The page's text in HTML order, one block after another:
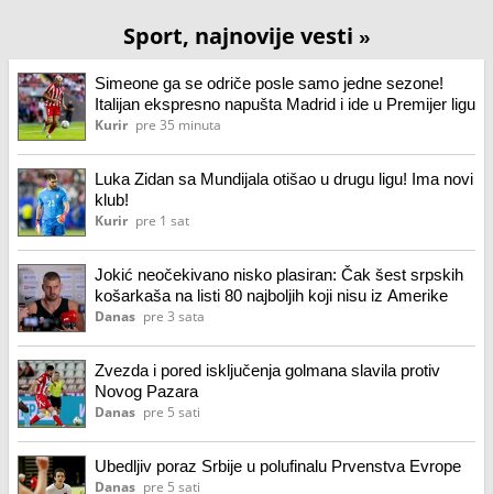
Sport, najnovije vesti »
Simeone ga se odriče posle samo jedne sezone!
Italijan ekspresno napušta Madrid i ide u Premijer ligu
Kurir pre 35 minuta
Luka Zidan sa Mundijala otišao u drugu ligu! Ima novi
klub!
Kurir pre 1 sat
Jokić neočekivano nisko plasiran: Čak šest srpskih
košarkaša na listi 80 najboljih koji nisu iz Amerike
Danas pre 3 sata
Zvezda i pored isključenja golmana slavila protiv
Novog Pazara
Danas pre 5 sati
Ubedljiv poraz Srbije u polufinalu Prvenstva Evrope
Danas pre 5 sati